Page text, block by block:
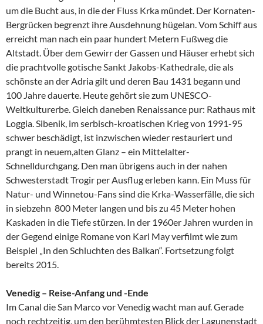
um die Bucht aus, in die der Fluss Krka mündet. Der Kornaten-
Bergrücken begrenzt ihre Ausdehnung hügelan. Vom Schiff aus
erreicht man nach ein paar hundert Metern Fußweg die
Altstadt. Über dem Gewirr der Gassen und Häuser erhebt sich
die prachtvolle gotische Sankt Jakobs-Kathedrale, die als
schönste an der Adria gilt und deren Bau 1431 begann und
100 Jahre dauerte. Heute gehört sie zum UNESCO-
Weltkulturerbe. Gleich daneben Renaissance pur: Rathaus mit
Loggia. Sibenik, im serbisch-kroatischen Krieg von 1991-95
schwer beschädigt, ist inzwischen wieder restauriert und
prangt in neuem,alten Glanz – ein Mittelalter-
Schnelldurchgang. Den man übrigens auch in der nahen
Schwesterstadt Trogir per Ausflug erleben kann. Ein Muss für
Natur- und Winnetou-Fans sind die Krka-Wasserfälle, die sich
in siebzehn 800 Meter langen und bis zu 45 Meter hohen
Kaskaden in die Tiefe stürzen. In der 1960er Jahren wurden in
der Gegend einige Romane von Karl May verfilmt wie zum
Beispiel „In den Schluchten des Balkan“. Fortsetzung folgt
bereits 2015.
Venedig – Reise-Anfang und -Ende
Im Canal die San Marco vor Venedig wacht man auf. Gerade
noch rechtzeitig, um den berühmtesten Blick der Lagunenstadt